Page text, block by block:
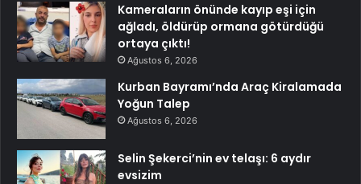
Kameraların önünde kayıp eşi için
ağladı, öldürüp ormana götürdüğü
ortaya çıktı!
Ağustos 6, 2026
Kurban Bayramı’nda Araç Kiralamada
Yoğun Talep
Ağustos 6, 2026
Selin Şekerci’nin ev telaşı: 6 aydır
evsizim